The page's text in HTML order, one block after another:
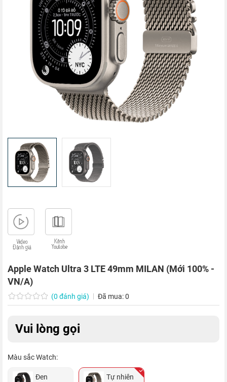
Apple Watch Ultra 3 LTE 49mm MILAN (Mới 100% -
VN/A)
(0 đánh giá) Đã mua: 0
Vui lòng gọi
Màu sắc Watch:
Đen Tự nhiên